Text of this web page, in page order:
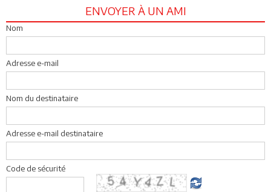
ENVOYER À UN AMI
Nom
Adresse e-mail
Nom du destinataire
Adresse e-mail destinataire
Code de sécurité